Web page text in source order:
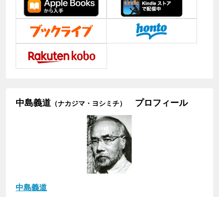
中島義道 （ナカジマ・ヨシミチ） プロフィール
中島義道